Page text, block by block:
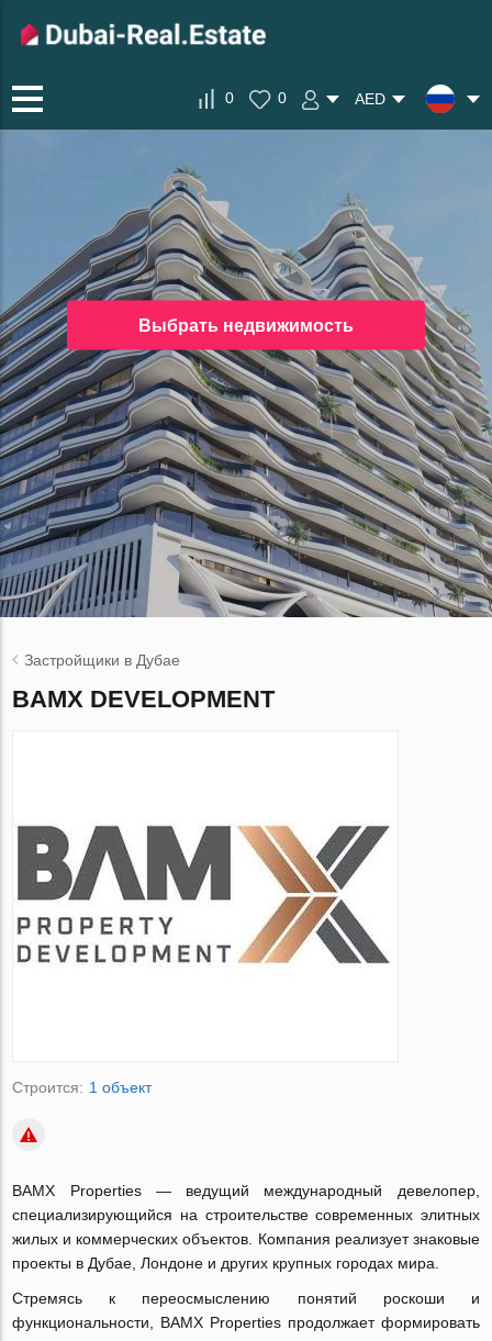
0 0 AED
Выбрать недвижимость
Застройщики в Дубае
BAMX DEVELOPMENT
Строится: 1 объект
BAMX Properties — ведущий международный девелопер,
специализирующийся на строительстве современных элитных
жилых и коммерческих объектов. Компания реализует знаковые
проекты в Дубае, Лондоне и других крупных городах мира.
Стремясь к переосмыслению понятий роскоши и
функциональности, BAMX Properties продолжает формировать